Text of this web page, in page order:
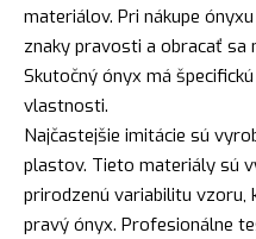
materiálov. Pri nákupe
znaky pravosti a obracať sa
Skutočný ónyx má
vlastnosti.
Najčastejšie imitácie sú
plastov. Tieto materiály sú
prirodzenú variabilitu vzoru,
pravý ónyx. Profesionálne